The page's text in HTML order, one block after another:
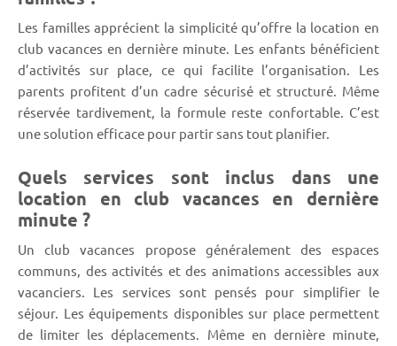
Les familles apprécient la simplicité qu’offre la location en
club vacances en dernière minute. Les enfants bénéficient
d’activités sur place, ce qui facilite l’organisation. Les
parents profitent d’un cadre sécurisé et structuré. Même
réservée tardivement, la formule reste confortable. C’est
une solution efficace pour partir sans tout planifier.
Quels services sont inclus dans une
location en club vacances en dernière
minute ?
Un club vacances propose généralement des espaces
communs, des activités et des animations accessibles aux
vacanciers. Les services sont pensés pour simplifier le
séjour. Les équipements disponibles sur place permettent
de limiter les déplacements. Même en dernière minute,